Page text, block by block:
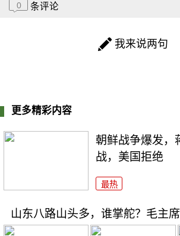
0 条评论
我来说两句
更多精彩内容
朝鲜战争爆发，
战，美国拒绝
最热
山东八路山头多，谁掌舵？毛主